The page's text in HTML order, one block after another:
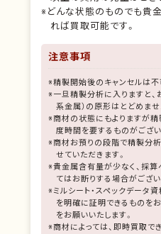
※どんな状態のものでも貴
れば買取可能です。
注意事項
※精製開始後のキャンセルは不
※一旦精製分析に入りますと、
系金属）の原形はとどめませ
※商材の状態にもよりますが
度時間を要するものがござい
※商材お預りの段階で精製分
せていただきます。
※貴金属含有量が少なく、採
てはお断りする場合がござい
※ミルシート・スペックデータ
を明確に証明できるものを
をお願いいたします。
※商材によっては、即時買取で